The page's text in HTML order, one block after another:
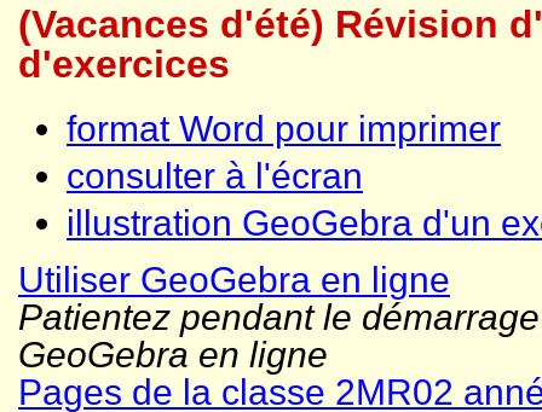
(Vacances d'été) Révision
d'exercices
format Word pour imprimer
consulter à l'écran
illustration GeoGebra d'un
Utiliser GeoGebra en ligne
Patientez pendant le
GeoGebra en ligne
Pages de la classe 2MR02